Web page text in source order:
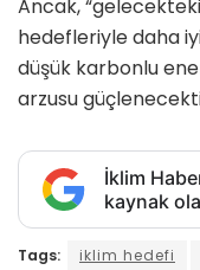
Ancak,
hedefleriyle daha
düşük karbonlu
arzusu
İklim
kaynak
Tags: iklim hedefi